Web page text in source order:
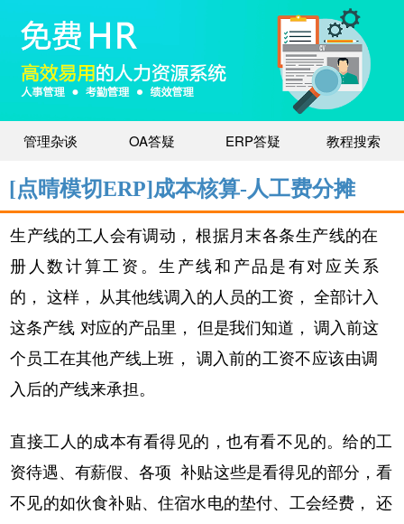
管理杂谈 OA答疑 ERP答疑 教程搜索
[点晴模切ERP]成本核算-人工费分摊
生产线的工人会有调动， 根据月末各条生产线的在
册人数计算工资。生产线和产品是有对应关系
的，
这样， 从其他线调入的人员的工资， 全部计入
这条产线 对应的产品里， 但是我们知道， 调入前这
个员工在其他产线上班，
调入前的工资不应该由调
入后的产线来承担。
直接工人的成本有看得见的，也有看不见的。给的工
资待遇、有薪假、各项 补贴这些是看得见的部分，看
不见的如伙食补贴、住宿水电的垫付、工会经费，
还